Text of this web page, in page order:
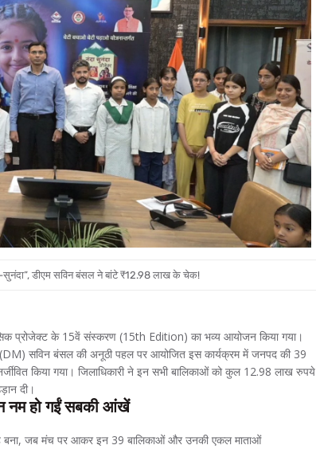
सुनंदा”, डीएम सविन बंसल ने बांटे ₹12.98 लाख के चेक!
प्रोजेक्ट के 15वें संस्करण (15th Edition) का भव्य आयोजन किया गया।
(DM) सविन बंसल की अनूठी पहल पर आयोजित इस कार्यक्रम में जनपद की 39
किया गया। जिलाधिकारी ने इन सभी बालिकाओं को कुल 12.98 लाख रुपये
दी।
नम हो गईं सबकी आंखें
बना, जब मंच पर आकर इन 39 बालिकाओं और उनकी एकल माताओं